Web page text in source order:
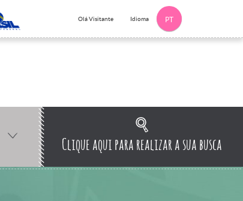
Olá Visitante Idioma PT
Clique aqui para realizar a sua busca